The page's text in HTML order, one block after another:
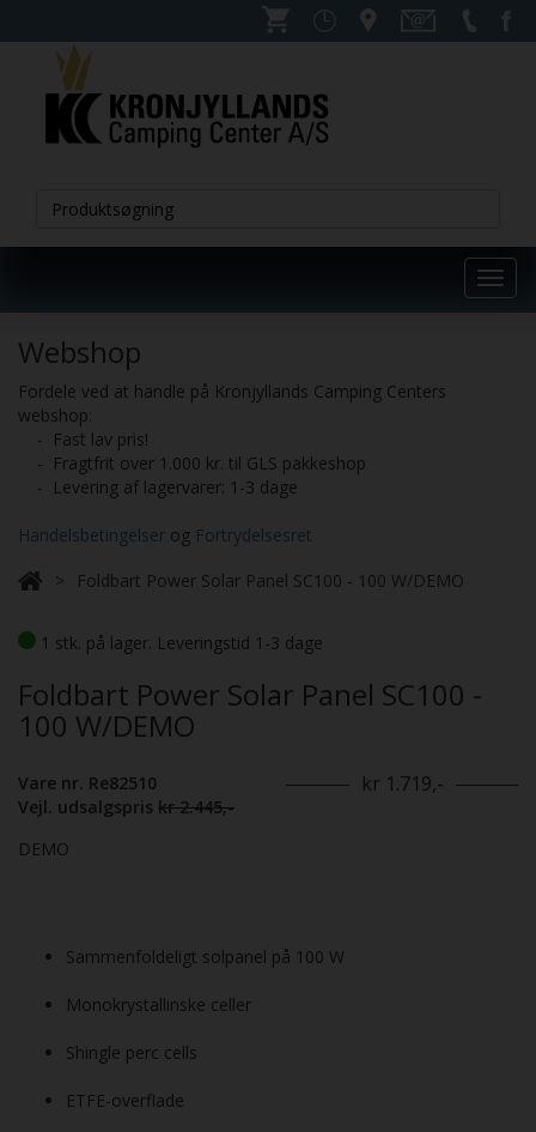
Webshop
Fordele ved at handle på Kronjyllands Camping Centers
webshop:
- Fast lav pris!
- Fragtfrit over 1.000 kr. til GLS pakkeshop
- Levering af lagervarer: 1-3 dage
Handelsbetingelser og Fortrydelsesret
Foldbart Power Solar Panel SC100 - 100 W/DEMO
1 stk. på lager. Leveringstid 1-3 dage
Foldbart Power Solar Panel SC100 -
100 W/DEMO
Vare nr. Re82510
Vejl. udsalgspris kr 2.445,-
kr 1.719,-
DEMO
Sammenfoldeligt solpanel på 100 W
Monokrystallinske celler
Shingle perc cells
ETFE-overflade